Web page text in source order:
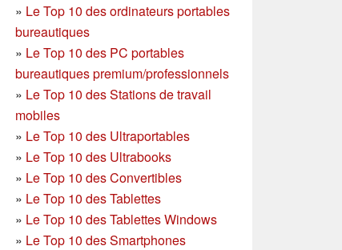
» Le Top 10 des ordinateurs portables
bureautiques
» Le Top 10 des PC portables
bureautiques premium/professionnels
» Le Top 10 des Stations de travail
mobiles
» Le Top 10 des Ultraportables
» Le Top 10 des Ultrabooks
» Le Top 10 des Convertibles
» Le Top 10 des Tablettes
» Le Top 10 des Tablettes Windows
» Le Top 10 des Smartphones